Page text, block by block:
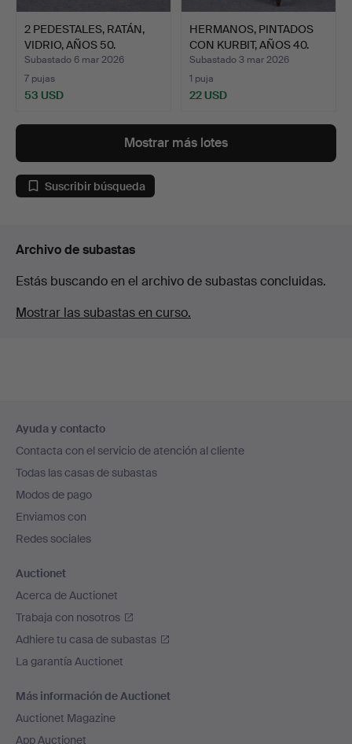
2 PEDESTALES, RATÁN,
VIDRIO, AÑOS 50.
Subastado 6 mar 2026
7 pujas
53 USD
HERMANOS, PINTADOS
CON KURBIT, AÑOS 40.
Subastado 3 mar 2026
1 puja
22 USD
Mostrar más lotes
Suscribir búsqueda
Archivo de subastas
Estás buscando en el archivo de subastas concluidas.
Mostrar las subastas en curso.
en
el
pie
de
página
Ayuda y contacto
Contacta con el servicio de atención al cliente
Todas las casas de subastas
Modos de pago
Enviamos con
Redes sociales
Auctionet
Acerca de Auctionet
Trabaja con nosotros
Adhiere tu casa de subastas
La garantía Auctionet
Más información de Auctionet
Auctionet Magazine
App Auctionet